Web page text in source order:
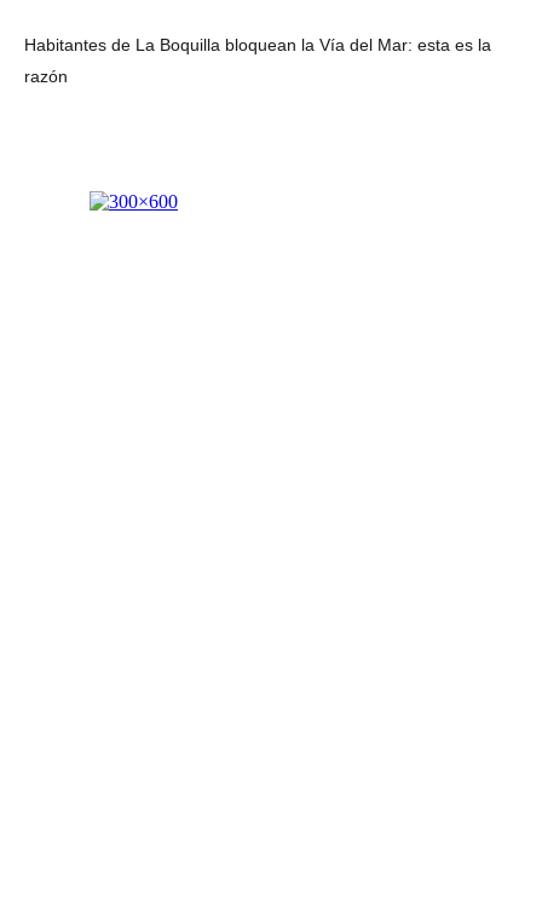
Habitantes de La Boquilla bloquean la Vía del Mar: esta es la
razón